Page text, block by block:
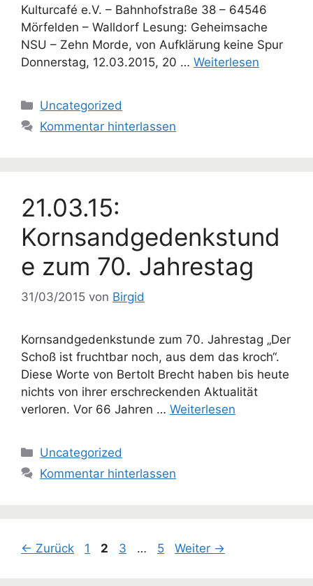
Kulturcafé e.V. – Bahnhofstraße 38 – 64546
Mörfelden – Walldorf Lesung: Geheimsache
NSU – Zehn Morde, von Aufklärung keine Spur
Donnerstag, 12.03.2015, 20 … Weiterlesen
Kategorien
Uncategorized
Kommentar hinterlassen
21.03.15:
Kornsandgedenkstund
e zum 70. Jahrestag
31/03/2015 von Birgid
Kornsandgedenkstunde zum 70. Jahrestag „Der
Schoß ist fruchtbar noch, aus dem das kroch“.
Diese Worte von Bertolt Brecht haben bis heute
nichts von ihrer erschreckenden Aktualität
verloren. Vor 66 Jahren … Weiterlesen
Kategorien
Uncategorized
Kommentar hinterlassen
← Zurück Seite
1 Seite
2 Seite
3 … Seite
5 Weiter →